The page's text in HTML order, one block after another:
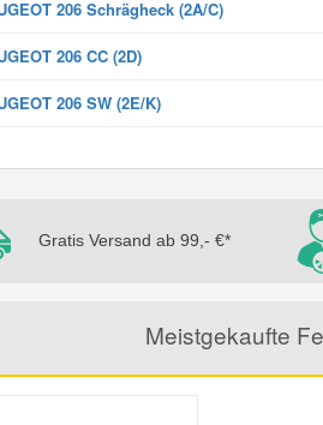
206 Schrägheck (2A/C)
206 CC (2D)
206 SW (2E/K)
Gratis Versand ab 99,- €*
Meistgekaufte